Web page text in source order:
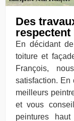
Des
En décidant
toiture et
François,
satisfaction. En
meilleurs
et vous
peintures